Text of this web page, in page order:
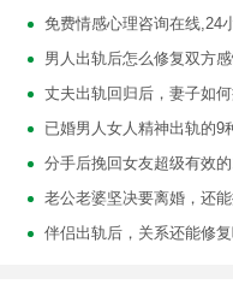
免费情感心理咨询在线,24
男人出轨后怎么修复双方
丈夫出轨回归后，妻子如
已婚男人女人精神出轨的9
分手后挽回女友超级有效
老公老婆坚决要离婚，还
伴侣出轨后，关系还能修